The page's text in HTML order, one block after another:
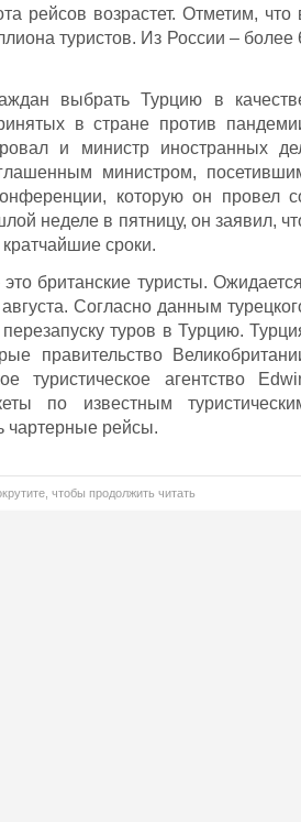
рейсов возрастет. Отметим, что
туристов. Из России – более
выбрать Турцию в
в стране против
и министр иностранных
министром,
которую он провел
неделе в пятницу, он заявил,
сроки.
британские туристы.
Согласно данным
туров в Турцию.
правительство
туристическое агентство
по известным
чартерные рейсы.
чтобы продолжить читать